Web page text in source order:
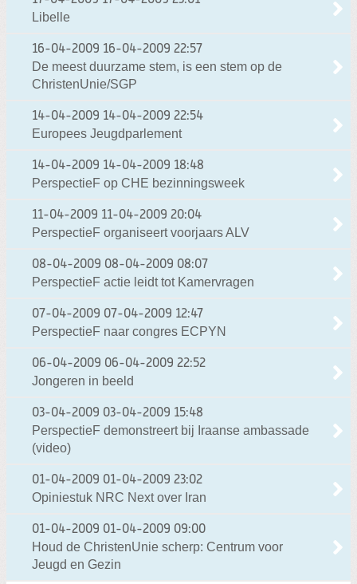
Libelle
16-04-2009 16-04-2009 22:57
De meest duurzame stem, is een stem op de
ChristenUnie/SGP
14-04-2009 14-04-2009 22:54
Europees Jeugdparlement
14-04-2009 14-04-2009 18:48
PerspectieF op CHE bezinningsweek
11-04-2009 11-04-2009 20:04
PerspectieF organiseert voorjaars ALV
08-04-2009 08-04-2009 08:07
PerspectieF actie leidt tot Kamervragen
07-04-2009 07-04-2009 12:47
PerspectieF naar congres ECPYN
06-04-2009 06-04-2009 22:52
Jongeren in beeld
03-04-2009 03-04-2009 15:48
PerspectieF demonstreert bij Iraanse ambassade
(video)
01-04-2009 01-04-2009 23:02
Opiniestuk NRC Next over Iran
01-04-2009 01-04-2009 09:00
Houd de ChristenUnie scherp: Centrum voor
Jeugd en Gezin